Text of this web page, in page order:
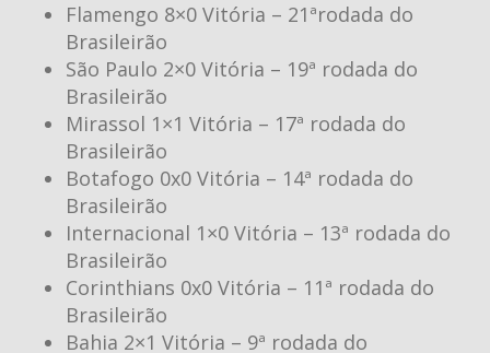
Flamengo 8×0 Vitória – 21ªrodada do
Brasileirão
São Paulo 2×0 Vitória – 19ª rodada do
Brasileirão
Mirassol 1×1 Vitória – 17ª rodada do
Brasileirão
Botafogo 0x0 Vitória – 14ª rodada do
Brasileirão
Internacional 1×0 Vitória – 13ª rodada do
Brasileirão
Corinthians 0x0 Vitória – 11ª rodada do
Brasileirão
Bahia 2×1 Vitória – 9ª rodada do